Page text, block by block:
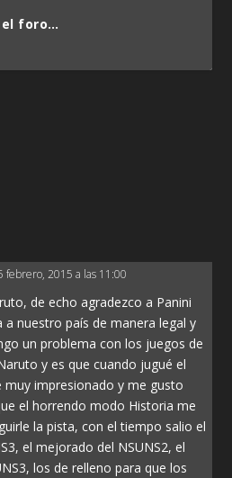
foro…
febrero, 2015 a las 11:00
de echo agradezco a Panini
a nuestro país de manera legal y
un problema con los juegos de
y es que cuando jugué el
muy impresionado y me gusto
el horrendo modo Historia me
la pista, con el tiempo salio el
el mejorado del NSUNS2, el
los de relleno para que los